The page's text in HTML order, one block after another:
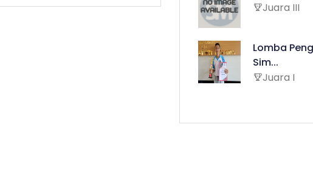
Juara III
Lomba
Sim...
Juara I